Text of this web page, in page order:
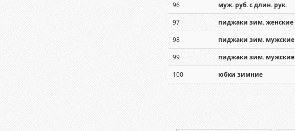
96
муж. руб. с длин. рук.
97
пиджаки зим. женские
98
пиджаки зим. мужские
99
пиджаки зим. мужские
100
юбки зимние